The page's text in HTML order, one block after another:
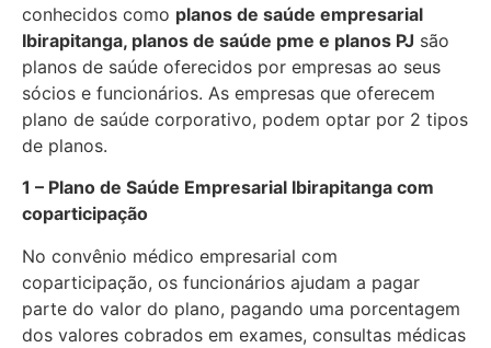
conhecidos como planos de saúde empresarial
Ibirapitanga, planos de saúde pme e planos PJ são
planos de saúde oferecidos por empresas ao seus
sócios e funcionários. As empresas que oferecem
plano de saúde corporativo, podem optar por 2 tipos
de planos.
1 – Plano de Saúde Empresarial Ibirapitanga com
coparticipação
No convênio médico empresarial com
coparticipação, os funcionários ajudam a pagar
parte do valor do plano, pagando uma porcentagem
dos valores cobrados em exames, consultas médicas